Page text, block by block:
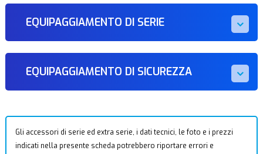
EQUIPAGGIAMENTO DI SERIE
EQUIPAGGIAMENTO DI SICUREZZA
Gli accessori di serie ed extra serie, i dati tecnici, le foto e i prezzi
indicati nella presente scheda potrebbero riportare errori e